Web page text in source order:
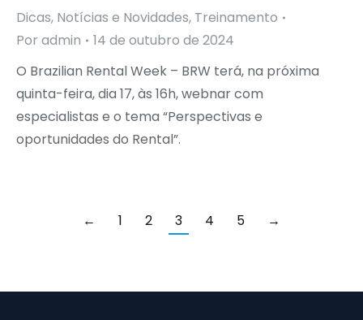
Dicas, Notícias e Novidades, Treinamento
Por admin
14 de outubro de 2024
O Brazilian Rental Week – BRW terá, na próxima
quinta-feira, dia 17, às 16h, webnar com
especialistas e o tema “Perspectivas e
oportunidades do Rental”.
← 1 2 3 4 5 →